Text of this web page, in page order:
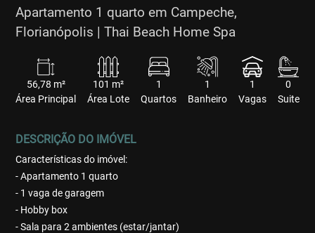
Apartamento 1 quarto em Campeche,
Florianópolis | Thai Beach Home Spa
56,78 m²
Área Principal
101 m²
Área Lote
1
Quartos
1
Banheiro
1
Vagas
0
Suite
DESCRIÇÃO DO IMÓVEL
Características do imóvel:
- Apartamento 1 quarto
- 1 vaga de garagem
- Hobby box
- Sala para 2 ambientes (estar/jantar)